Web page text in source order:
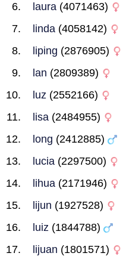
laura (4071463)
linda (4058142)
liping (2876905)
lan (2809389)
luz (2552166)
lisa (2484955)
long (2412885)
lucia (2297500)
lihua (2171946)
lijun (1927528)
luiz (1844788)
lijuan (1801571)